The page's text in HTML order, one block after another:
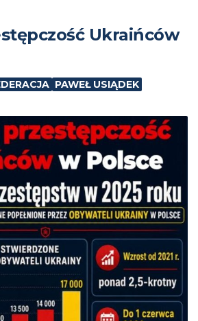
Ukraińców
PAWEŁ USIĄDEK